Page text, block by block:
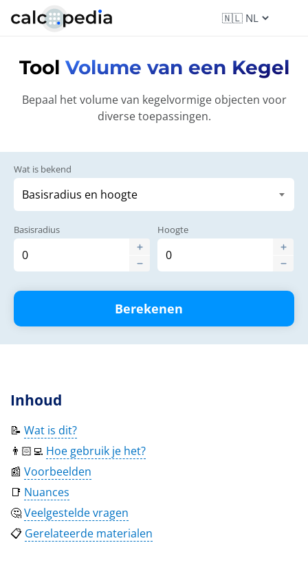
Tool Volume van een Kegel
Bepaal het volume van kegelvormige objecten voor
diverse toepassingen.
Wat is bekend
Basisradius Hoogte
Berekenen
Inhoud
📝 Wat is dit?
👨🏻‍💻 Hoe gebruik je het?
📰 Voorbeelden
📑 Nuances
🤔Veelgestelde vragen
📋 Gerelateerde materialen